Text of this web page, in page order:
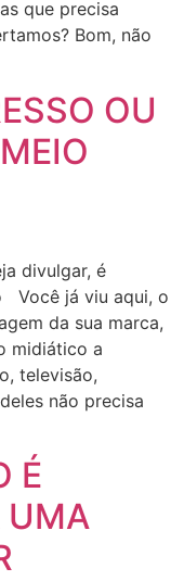
que precisa
Bom, não
OU
divulgar, é
Você já viu aqui, o
da sua marca,
midiático a
televisão,
não precisa
É
UMA